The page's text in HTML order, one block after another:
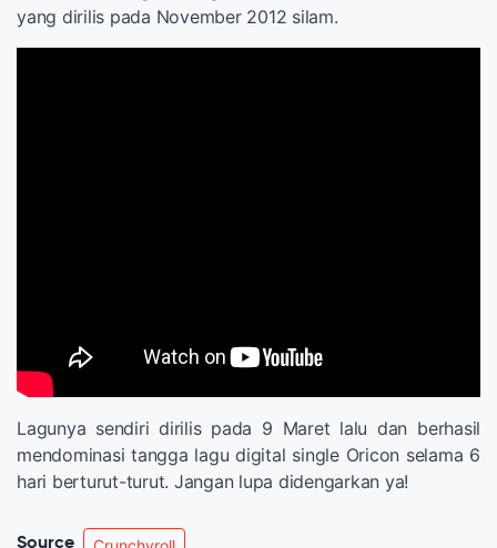
yang dirilis pada November 2012 silam.
Lagunya sendiri dirilis pada 9 Maret lalu dan berhasil
mendominasi tangga lagu digital single Oricon selama 6
hari berturut-turut. Jangan lupa didengarkan ya!
Source